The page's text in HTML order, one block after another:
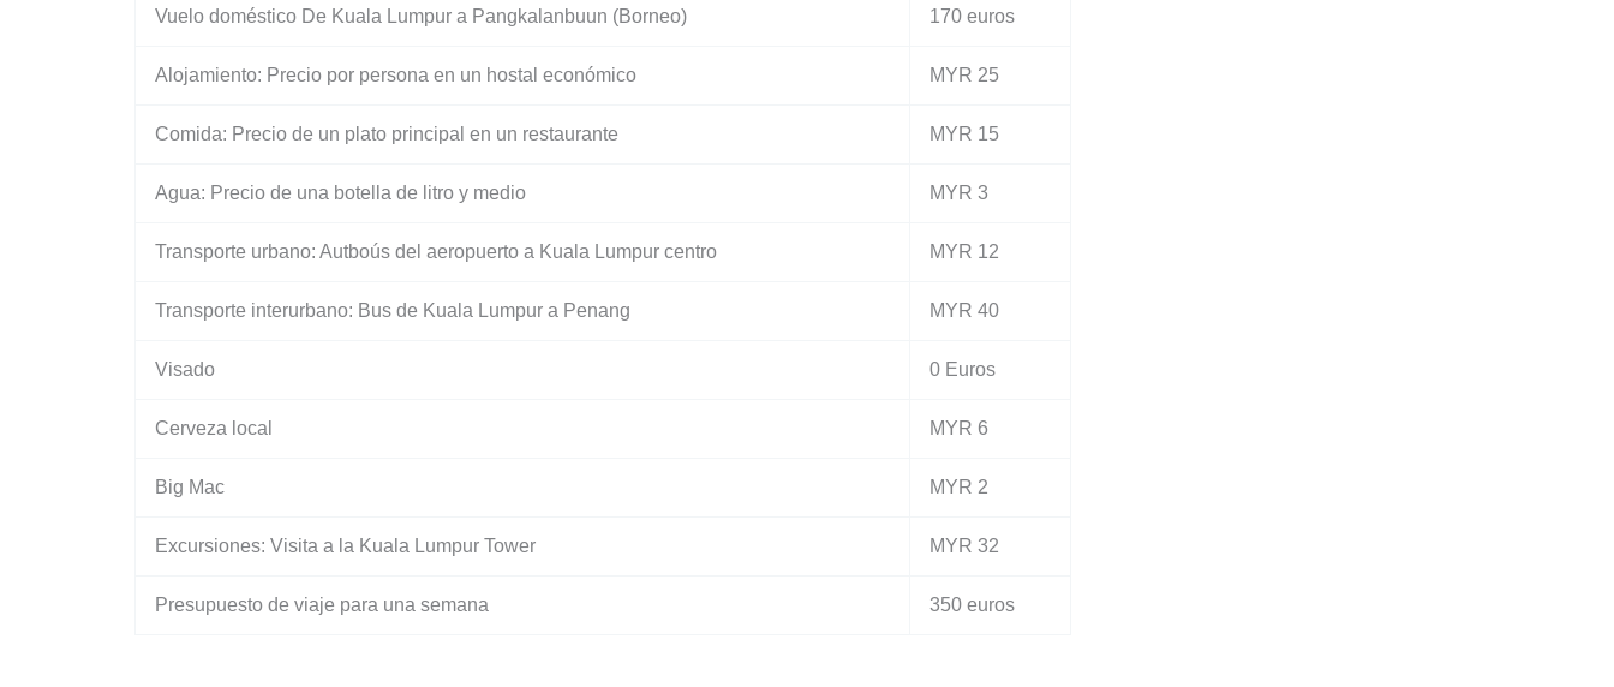
Vuelo doméstico De Kuala Lumpur a Pangkalanbuun (Borneo) 170 euros
Alojamiento: Precio por persona en un hostal económico MYR 25
Comida: Precio de un plato principal en un restaurante MYR 15
Agua: Precio de una botella de litro y medio MYR 3
Transporte urbano: Autboús del aeropuerto a Kuala Lumpur centro MYR 12
Transporte interurbano: Bus de Kuala Lumpur a Penang MYR 40
Visado 0 Euros
Cerveza local MYR 6
Big Mac MYR 2
Excursiones: Visita a la Kuala Lumpur Tower MYR 32
Presupuesto de viaje para una semana 350 euros